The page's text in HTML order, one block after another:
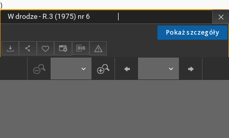
)
Pokaż szczegóły
W drodze - R.3 (1975) nr 6